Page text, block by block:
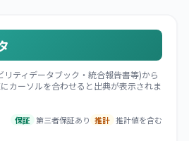
ティデータブック・統合報告書等)から
カーソルを合わせると出典が表示されま
保証 第三者保証あり 推計 推計値を含む